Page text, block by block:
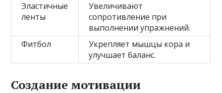
Эластичные
ленты
Увеличивают
сопротивление при
выполнении упражнений.
Фитбол
Укрепляет мышцы кора и
улучшает баланс.
Создание мотивации